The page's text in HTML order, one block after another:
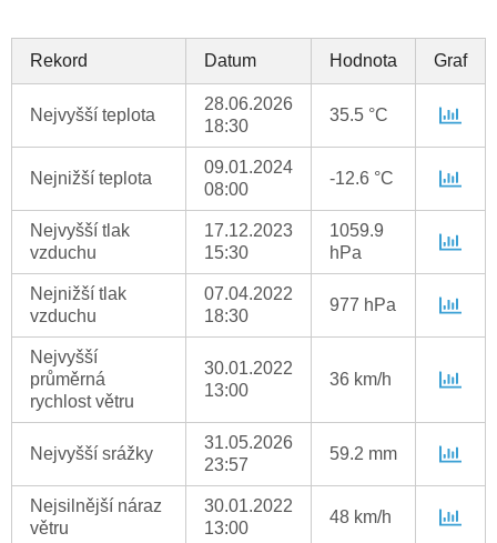
Rekord Datum Hodnota Graf
Nejvyšší teplota
28.06.2026
18:30
35.5 °C
Nejnižší teplota
09.01.2024
08:00
-12.6 °C
Nejvyšší tlak
vzduchu
17.12.2023
15:30
1059.9
hPa
Nejnižší tlak
vzduchu
07.04.2022
18:30
977 hPa
Nejvyšší
průměrná
rychlost větru
30.01.2022
13:00
36 km/h
Nejvyšší srážky
31.05.2026
23:57
59.2 mm
Nejsilnější náraz
větru
30.01.2022
13:00
48 km/h